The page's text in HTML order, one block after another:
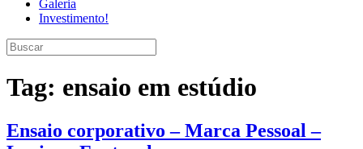
Galeria
Investimento!
Tag: ensaio em estúdio
Ensaio corporativo – Marca Pessoal –